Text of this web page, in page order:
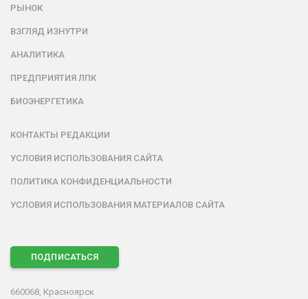
РЫНОК
ВЗГЛЯД ИЗНУТРИ
АНАЛИТИКА
ПРЕДПРИЯТИЯ ЛПК
БИОЭНЕРГЕТИКА
КОНТАКТЫ РЕДАКЦИИ
УСЛОВИЯ ИСПОЛЬЗОВАНИЯ САЙТА
ПОЛИТИКА КОНФИДЕНЦИАЛЬНОСТИ
УСЛОВИЯ ИСПОЛЬЗОВАНИЯ МАТЕРИАЛОВ САЙТА
ПОДПИСАТЬСЯ
660068, Красноярск